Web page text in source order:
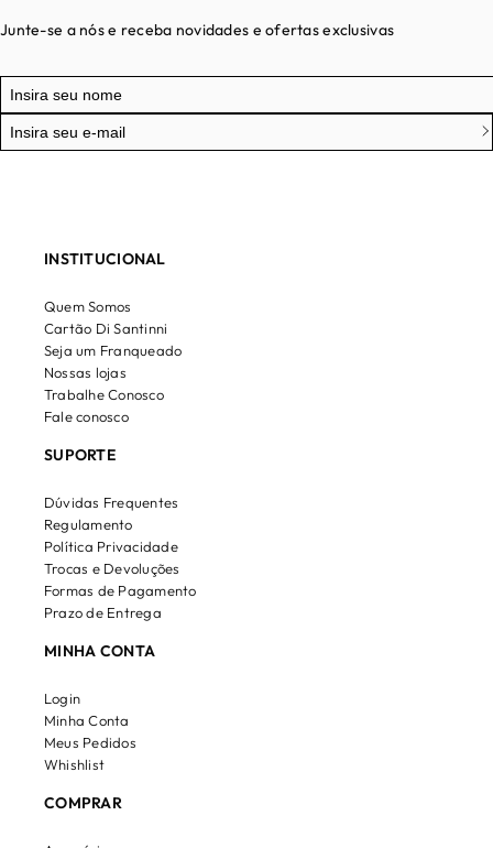
Junte-se a nós e receba novidades e ofertas exclusivas
INSTITUCIONAL
Quem Somos
Cartão Di Santinni
Seja um Franqueado
Nossas lojas
Trabalhe Conosco
Fale conosco
SUPORTE
Dúvidas Frequentes
Regulamento
Política Privacidade
Trocas e Devoluções
Formas de Pagamento
Prazo de Entrega
MINHA CONTA
Login
Minha Conta
Meus Pedidos
Whishlist
COMPRAR